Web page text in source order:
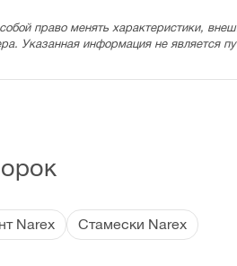
право менять характеристики,
Указанная информация не является
Narex Стамески Narex